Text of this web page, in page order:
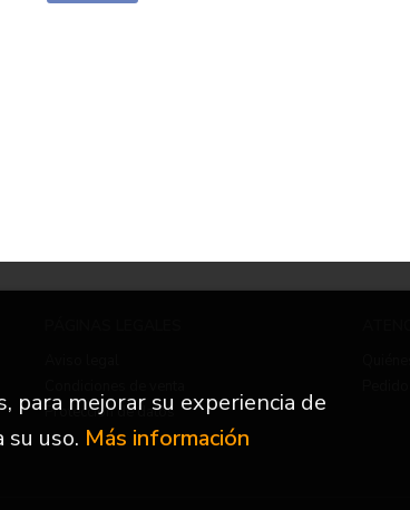
Protección de datos
para mejorar su experiencia de
su uso. Más información